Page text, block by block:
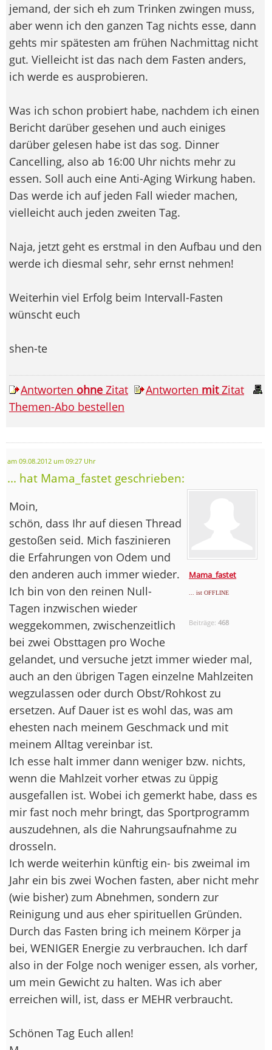
jemand, der sich eh zum Trinken zwingen muss,
aber wenn ich den ganzen Tag nichts esse, dann
gehts mir spätesten am frühen Nachmittag nicht
gut. Vielleicht ist das nach dem Fasten anders,
ich werde es ausprobieren.
Was ich schon probiert habe, nachdem ich einen
Bericht darüber gesehen und auch einiges
darüber gelesen habe ist das sog. Dinner
Cancelling, also ab 16:00 Uhr nichts mehr zu
essen. Soll auch eine Anti-Aging Wirkung haben.
Das werde ich auf jeden Fall wieder machen,
vielleicht auch jeden zweiten Tag.
Naja, jetzt geht es erstmal in den Aufbau und den
werde ich diesmal sehr, sehr ernst nehmen!
Weiterhin viel Erfolg beim Intervall-Fasten
wünscht euch
shen-te
Antworten ohne Zitat Antworten mitZitat
Themen-Abo bestellen
am 09.08.2012 um 09:27 Uhr
... hat Mama_fastet geschrieben:
Mama_fastet
... ist OFFLINE
Beiträge:468
Moin,
schön, dass Ihr auf diesen Thread
gestoßen seid. Mich faszinieren
die Erfahrungen von Odem und
den anderen auch immer wieder.
Ich bin von den reinen Null-
Tagen inzwischen wieder
weggekommen, zwischenzeitlich
bei zwei Obsttagen pro Woche
gelandet, und versuche jetzt immer wieder mal,
auch an den übrigen Tagen einzelne Mahlzeiten
wegzulassen oder durch Obst/Rohkost zu
ersetzen. Auf Dauer ist es wohl das, was am
ehesten nach meinem Geschmack und mit
meinem Alltag vereinbar ist.
Ich esse halt immer dann weniger bzw. nichts,
wenn die Mahlzeit vorher etwas zu üppig
ausgefallen ist. Wobei ich gemerkt habe, dass es
mir fast noch mehr bringt, das Sportprogramm
auszudehnen, als die Nahrungsaufnahme zu
drosseln.
Ich werde weiterhin künftig ein- bis zweimal im
Jahr ein bis zwei Wochen fasten, aber nicht mehr
(wie bisher) zum Abnehmen, sondern zur
Reinigung und aus eher spirituellen Gründen.
Durch das Fasten bring ich meinem Körper ja
bei, WENIGER Energie zu verbrauchen. Ich darf
also in der Folge noch weniger essen, als vorher,
um mein Gewicht zu halten. Was ich aber
erreichen will, ist, dass er MEHR verbraucht.
Schönen Tag Euch allen!